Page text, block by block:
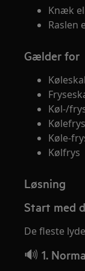
Knæk
Raslen
Gælder for
Køl-/
Køle-
Kølfrys
Løsning
Start med
De fleste
🔊 1.